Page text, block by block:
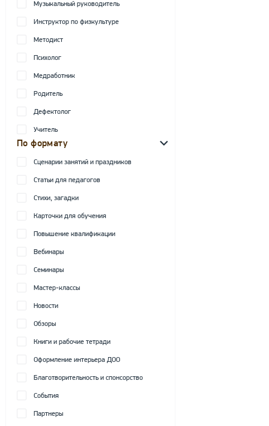
Музыкальный руководитель
Инструктор по физкультуре
Методист
Психолог
Медработник
Родитель
Дефектолог
Учитель
По формату
Сценарии занятий и праздников
Статьи для педагогов
Стихи, загадки
Карточки для обучения
Повышение квалификации
Вебинары
Семинары
Мастер-классы
Новости
Обзоры
Книги и рабочие тетради
Оформление интерьера ДОО
Благотворительность и спонсорство
События
Партнеры